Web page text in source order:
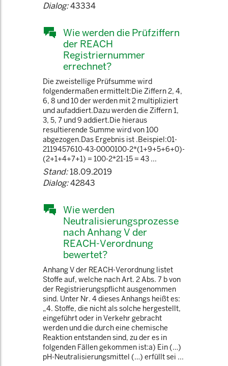
Dialog:43334
Wie werden die Prüfziffern
der REACH
Registriernummer
errechnet?
Die zweistellige Prüfsumme wird
folgendermaßen ermittelt:Die Ziffern 2, 4,
6, 8 und 10 der werden mit 2 multipliziert
und aufaddiert.Dazu werden die Ziffern 1,
3, 5, 7 und 9 addiert.Die hieraus
resultierende Summe wird von 100
abgezogen.Das Ergebnis ist .Beispiel:01-
2119457610-43-0000100-2*(1+9+5+6+0)-
(2+1+4+7+1) = 100-2*21-15 = 43 ...
Stand:18.09.2019
Dialog:42843
Wie werden
Neutralisierungsprozesse
nach Anhang V der
REACH-Verordnung
bewertet?
Anhang V der REACH-Verordnung listet
Stoffe auf, welche nach Art. 2 Abs. 7 b von
der Registrierungspflicht ausgenommen
sind. Unter Nr. 4 dieses Anhangs heißt es:
„4. Stoffe, die nicht als solche hergestellt,
eingeführt oder in Verkehr gebracht
werden und die durch eine chemische
Reaktion entstanden sind, zu der es in
folgenden Fällen gekommen ist:a) Ein (…)
pH-Neutralisierungsmittel (…) erfüllt sei ...